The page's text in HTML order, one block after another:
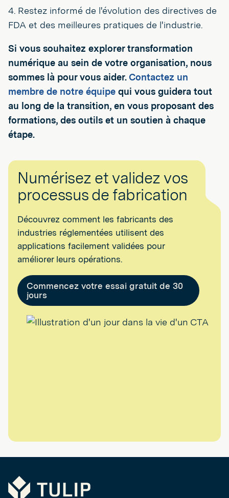
4. Restez informé de l'évolution des directives de
FDA et des meilleures pratiques de l'industrie.
Si vous souhaitez explorer transformation
numérique au sein de votre organisation, nous
sommes là pour vous aider. Contactez un
membre de notre équipe qui vous guidera tout
au long de la transition, en vous proposant des
formations, des outils et un soutien à chaque
étape.
Numérisez et validez vos
processus de fabrication
Découvrez comment les fabricants des
industries réglementées utilisent des
applications facilement validées pour
améliorer leurs opérations.
Commencez votre essai gratuit de 30
jours
Tulip